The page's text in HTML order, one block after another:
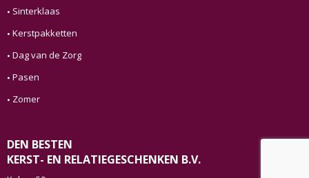
Sinterklaas
Kerstpakketten
Dag van de Zorg
Pasen
Zomer
DEN BESTEN
KERST- EN RELATIEGESCHENKEN B.V.